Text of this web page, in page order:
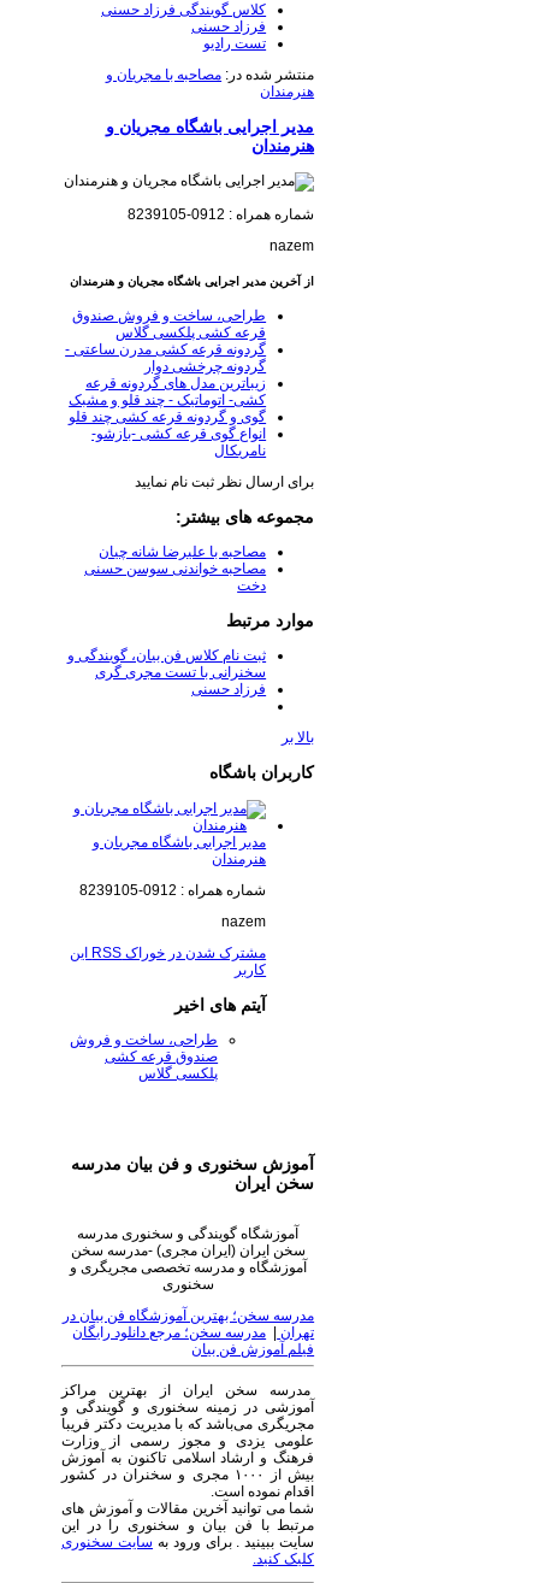
کلاس گویندگی فرزاد حسنی
فرزاد حسنی
تست رادیو
منتشر شده در: مصاحبه با مجریان و
هنرمندان
مدیر اجرایی باشگاه مجریان و
هنرمندان
شماره همراه : 0912-8239105
nazem
از آخرین مدیر اجرایی باشگاه مجریان و هنرمندان
طراحی، ساخت و فروش صندوق
قرعه کشی پلکسی گلاس
گردونه قرعه کشی مدرن ساعتی -
گردونه چرخشی دوار
زیباترین مدل های گردونه قرعه
کشی- اتوماتیک - چند قلو و مشبک
گوی و گردونه قرعه کشی چند قلو
انواع گوی قرعه کشی -بازشو-
نامریکال
برای ارسال نظر ثبت نام نمایید
مجموعه های بیشتر:
مصاحبه با علیرضا شانه چیان
مصاحبه خواندنی سوسن حسنی
دخت
موارد مرتبط
ثبت نام کلاس فن بیان، گویندگی و
سخنرانی با تست مجری گری
فرزاد حسنی
بالا بر
کاربران باشگاه
مدیر اجرایی باشگاه مجریان و
هنرمندان
شماره همراه : 0912-8239105
nazem
مشترک شدن در خوراک RSS این
کاربر
آیتم های اخیر
طراحی، ساخت و فروش
صندوق قرعه کشی
پلکسی گلاس
آموزش سخنوری و فن بیان مدرسه
سخن ایران
آموزشگاه گویندگی و سخنوری مدرسه
سخن ایران (ایران مجری) -مدرسه سخن
آموزشگاه و مدرسه تخصصی مجریگری و
سخنوری
مدرسه سخن؛ بهترین آموزشگاه فن بیان در
تهران | مدرسه سخن؛ مرجع دانلود رایگان
فیلم آموزش فن بیان
مدرسه سخن ایران از بهترین مراکز
آموزشی در زمینه سخنوری و گویندگی و
مجریگری می‌باشد که با مدیریت دکتر فریبا
علومی یزدی و مجوز رسمی از وزارت
فرهنگ و ارشاد اسلامی تاکنون به آموزش
بیش از ۱۰۰۰ مجری و سخنران در کشور
اقدام نموده است.
شما می توانید آخرین مقالات و آموزش های
مرتبط با فن بیان و سخنوری را در این
سایت ببینید . برای ورود به سایت سخنوری
کلیک کنید.